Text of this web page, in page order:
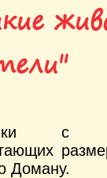
с
Доману.